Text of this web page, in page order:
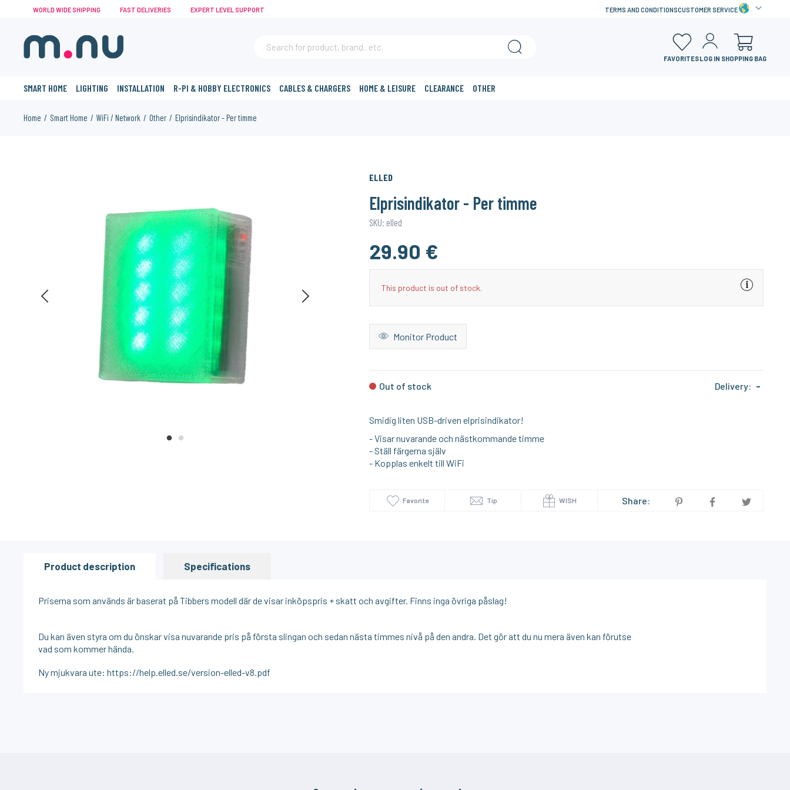
WORLD WIDE SHIPPING FAST DELIVERIES EXPERT LEVEL SUPPORT TERMS AND CONDITIONSCUSTOMER SERVICE
FAVORITESLOG IN SHOPPING BAG
SMART HOME LIGHTING INSTALLATION R-PI & HOBBY ELECTRONICS CABLES & CHARGERS HOME & LEISURE CLEARANCE OTHER
Home Smart Home WiFi / Network Other Elprisindikator - Per timme
ELLED
Elprisindikator - Per timme
SKU: elled
29.90 €
This product is out of stock.
Monitor Product
Out of stock Delivery: -
Smidig liten USB-driven elprisindikator!
- Visar nuvarande och nästkommande timme
- Ställ färgerna själv
- Kopplas enkelt till WiFi
Favorite Tip WISH Share:
Product description Specifications
Priserna som används är baserat på Tibbers modell där de visar inköpspris + skatt och avgifter. Finns inga övriga påslag!
Du kan även styra om du önskar visa nuvarande pris på första slingan och sedan nästa timmes nivå på den andra. Det gör att du nu mera även kan förutse
vad som kommer hända.
Ny mjukvara ute: https://help.elled.se/version-elled-v8.pdf